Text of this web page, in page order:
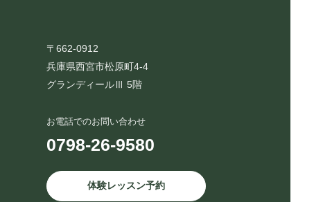
〒662-0912
兵庫県西宮市松原町4-4
グランディールⅢ 5階
お電話でのお問い合わせ
0798-26-9580
体験レッスン予約